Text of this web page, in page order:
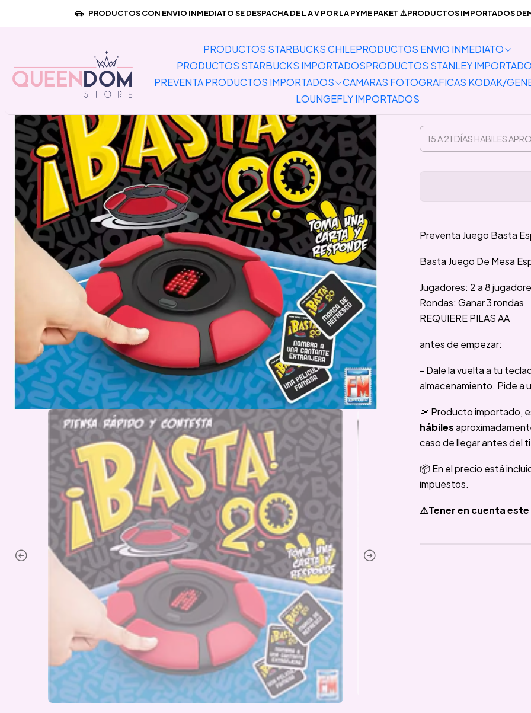
PRODUCTOS STARBUCKS CHILEPRODUCTOS ENVIO INMEDIATO
PRODUCTOS STARBUCKS IMPORTADOSPRODUCTOS STANLEY
PREVENTA PRODUCTOS IMPORTADOS
CAMARAS FOTOGRAFICAS KODAK/
LOUNGEFLY IMPORTADOS
PRODUCTOS CON ENVIO INMEDIATO SE DESPACHA DE L A V POR LA PYME PAKET ⚠️PRODUCTOS IMPORTADOS
Inicio PREVENTA PRODUCTOS IMPORTADOS Juegos de Mesa/Juguetes Preventa Juego
Preventa Juego Basta
Basta Juego De Mesa
Jugadores: 2 a 8
Rondas: Ganar 3 rondas
REQUIERE PILAS AA
antes de empezar:
- Dale la vuelta a tu
almacenamiento. Pide a
🛫 Producto importado,
hábiles
caso de llegar antes del
📦 En el precio está
impuestos.
⚠️Tener en cuenta